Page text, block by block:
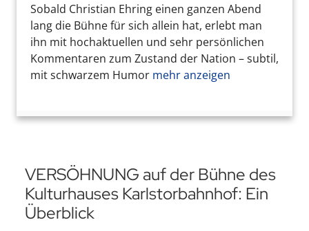
Sobald Christian Ehring einen ganzen Abend
lang die Bühne für sich allein hat, erlebt man
ihn mit hochaktuellen und sehr persönlichen
Kommentaren zum Zustand der Nation – subtil,
mit schwarzem Humor mehr anzeigen
VERSÖHNUNG auf der Bühne des
Kulturhauses Karlstorbahnhof: Ein
Überblick